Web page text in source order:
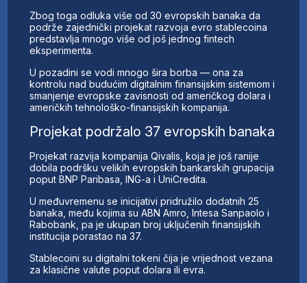
Zbog toga odluka više od 30 evropskih banaka da
podrže zajednički projekat razvoja evro stablecoina
predstavlja mnogo više od još jednog fintech
eksperimenta.
U pozadini se vodi mnogo šira borba — ona za
kontrolu nad budućim digitalnim finansijskim sistemom i
smanjenje evropske zavisnosti od američkog dolara i
američkih tehnološko-finansijskih kompanija.
Projekat podržalo 37 evropskih banaka
Projekat razvija kompanija Qivalis, koja je još ranije
dobila podršku velikih evropskih bankarskih grupacija
poput BNP Paribasa, ING-a i UniCredita.
U međuvremenu se inicijativi pridružilo dodatnih 25
banaka, među kojima su ABN Amro, Intesa Sanpaolo i
Rabobank, pa je ukupan broj uključenih finansijskih
institucija porastao na 37.
Stablecoini su digitalni tokeni čija je vrijednost vezana
za klasične valute poput dolara ili evra.